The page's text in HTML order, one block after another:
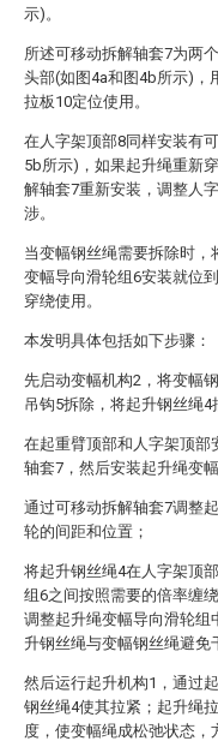
示)。
所述可移动拆解轴套7为两
头部(如图4a和图4b所示)，
拉板10定位使用。
在人字架顶部8同样安装有
5b所示)，如果起升绳重新
解轴套7重新安装，调整人
涉。
当变幅钢丝绳需要拆除时
变幅导向滑轮组6安装就位
穿绕使用。
本发明具体包括如下步骤：
先启动变幅机构2，将变幅
吊钩5拆除，将起升钢丝绳4
在起重臂顶部和人字架顶部
轴套7，然后安装起升绳变
通过可移动拆解轴套7调整
轮的间距和位置；
将起升钢丝绳4在人字架顶
组6之间按照需要的倍率缠
调整起升绳变幅导向滑轮组
升钢丝绳与变幅钢丝绳避免
然后运行起升机构1，通过
钢丝绳4使其拉紧；起升绳
度，使变幅绳成松弛状态，